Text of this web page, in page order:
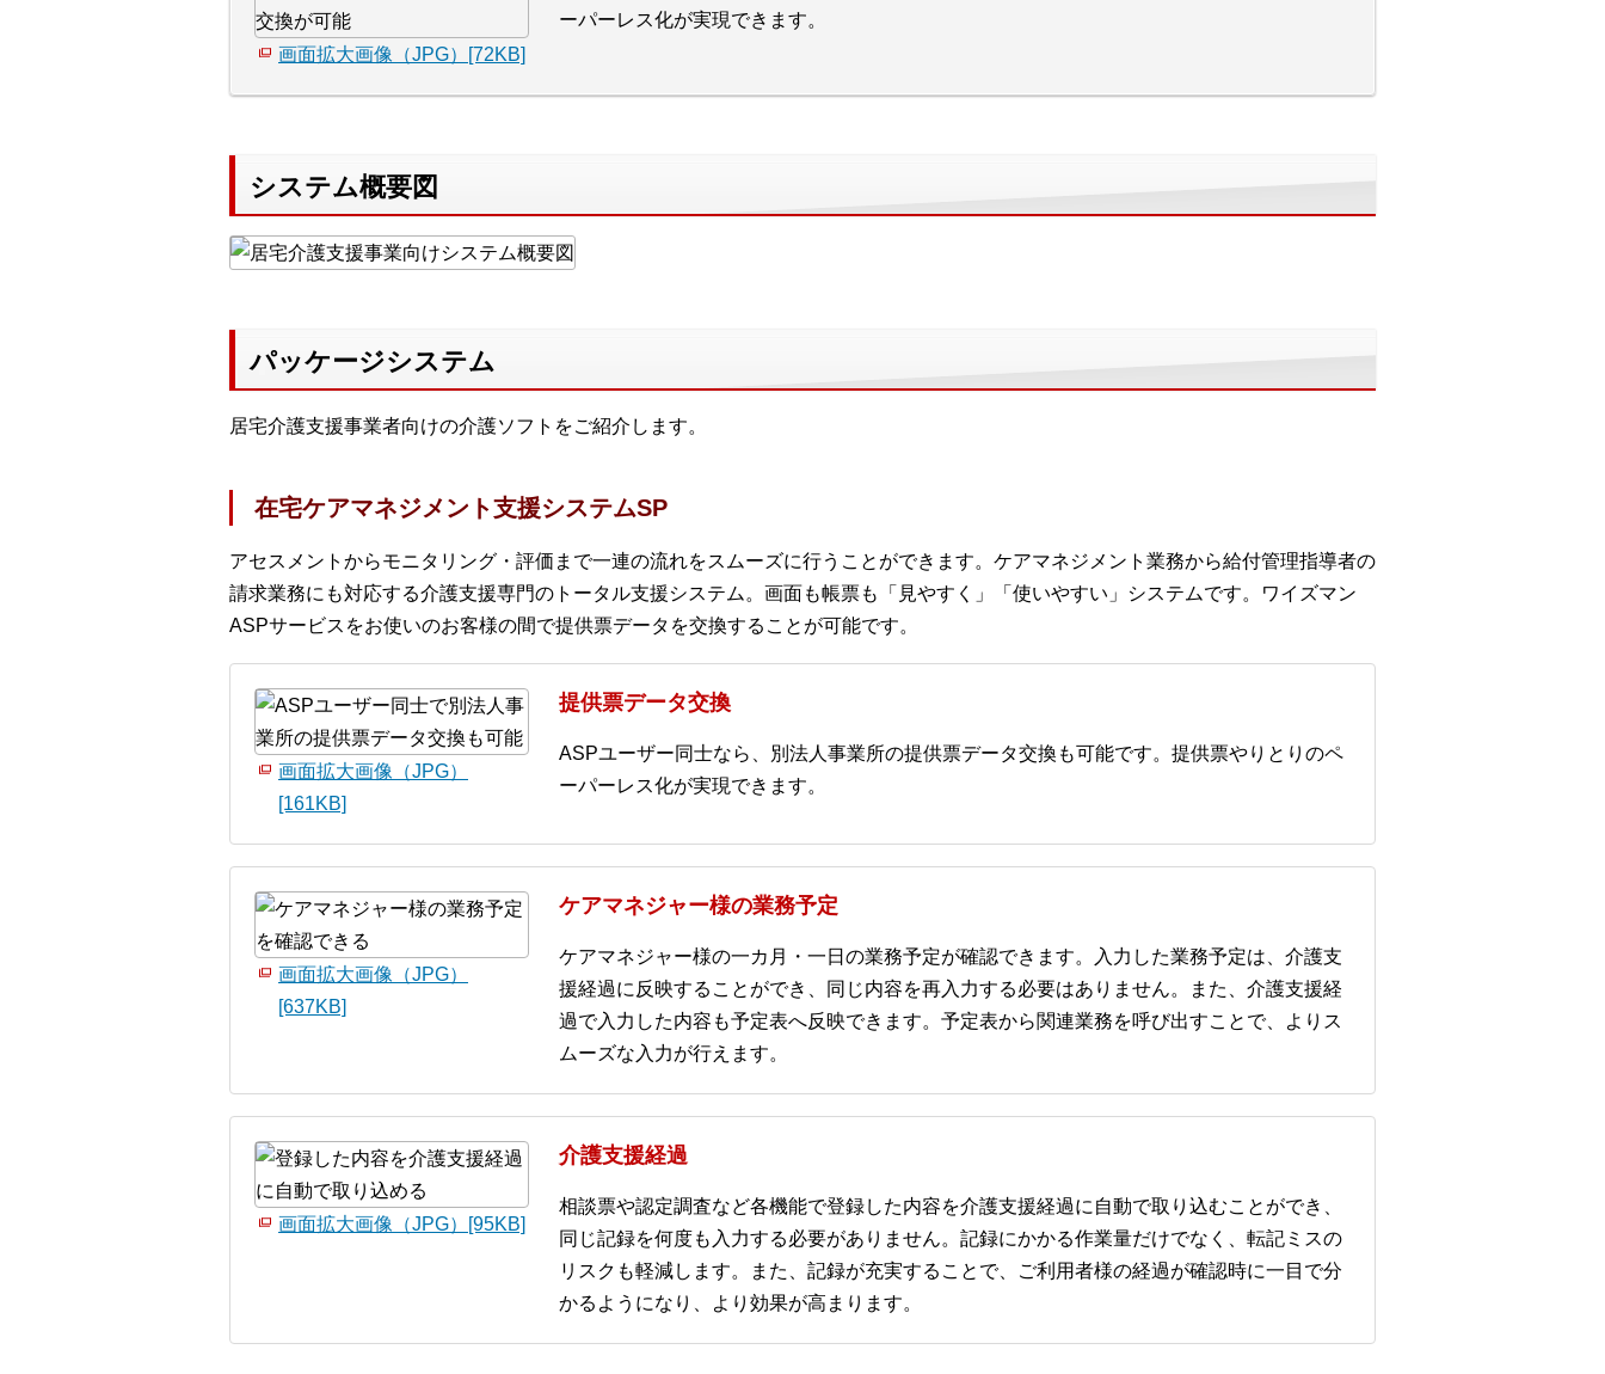
画面拡大画像（JPG）[72KB]
ーパーレス化が実現できます。
システム概要図
パッケージシステム
居宅介護支援事業者向けの介護ソフトをご紹介します。
在宅ケアマネジメント支援システムSP
アセスメントからモニタリング・評価まで一連の流れをスムーズに行うことができます。ケアマネジメント業務から給付管理指導者の
請求業務にも対応する介護支援専門のトータル支援システム。画面も帳票も「見やすく」「使いやすい」システムです。ワイズマン
ASPサービスをお使いのお客様の間で提供票データを交換することが可能です。
画面拡大画像（JPG）
[161KB]
提供票データ交換
ASPユーザー同士なら、別法人事業所の提供票データ交換も可能です。提供票やりとりのペ
ーパーレス化が実現できます。
画面拡大画像（JPG）
[637KB]
ケアマネジャー様の業務予定
ケアマネジャー様の一カ月・一日の業務予定が確認できます。入力した業務予定は、介護支
援経過に反映することができ、同じ内容を再入力する必要はありません。また、介護支援経
過で入力した内容も予定表へ反映できます。予定表から関連業務を呼び出すことで、よりス
ムーズな入力が行えます。
画面拡大画像（JPG）[95KB]
介護支援経過
相談票や認定調査など各機能で登録した内容を介護支援経過に自動で取り込むことができ、
同じ記録を何度も入力する必要がありません。記録にかかる作業量だけでなく、転記ミスの
リスクも軽減します。また、記録が充実することで、ご利用者様の経過が確認時に一目で分
かるようになり、より効果が高まります。